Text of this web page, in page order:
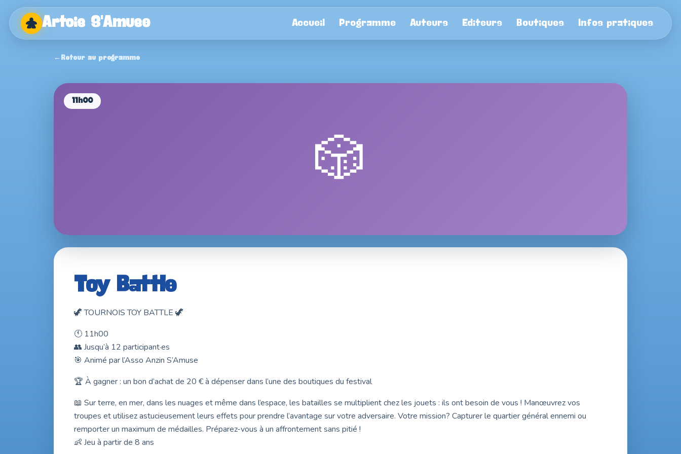
Artois S'Amuse Accueil Programme Auteurs Editeurs Boutiques Infos pratiques
Artois
×
Retour au programme
🎲
11h00
Toy Battle
🦖 TOURNOIS TOY BATTLE 🦖
🕚 11h00
👥 Jusqu’à 12 participant·es
🎯 Animé par l’Asso Anzin S’Amuse
🏆 À gagner : un bon d’achat de 20 € à dépenser dans l’une des boutiques du festival
📖 Sur terre, en mer, dans les nuages et même dans l’espace, les batailles se multiplient chez les jouets : ils ont besoin de vous ! Manœuvrez vos
troupes et utilisez astucieusement leurs effets pour prendre l’avantage sur votre adversaire. Votre mission? Capturer le quartier général ennemi ou
remporter un maximum de médailles. Préparez-vous à un affrontement sans pitié !
👶 Jeu à partir de 8 ans